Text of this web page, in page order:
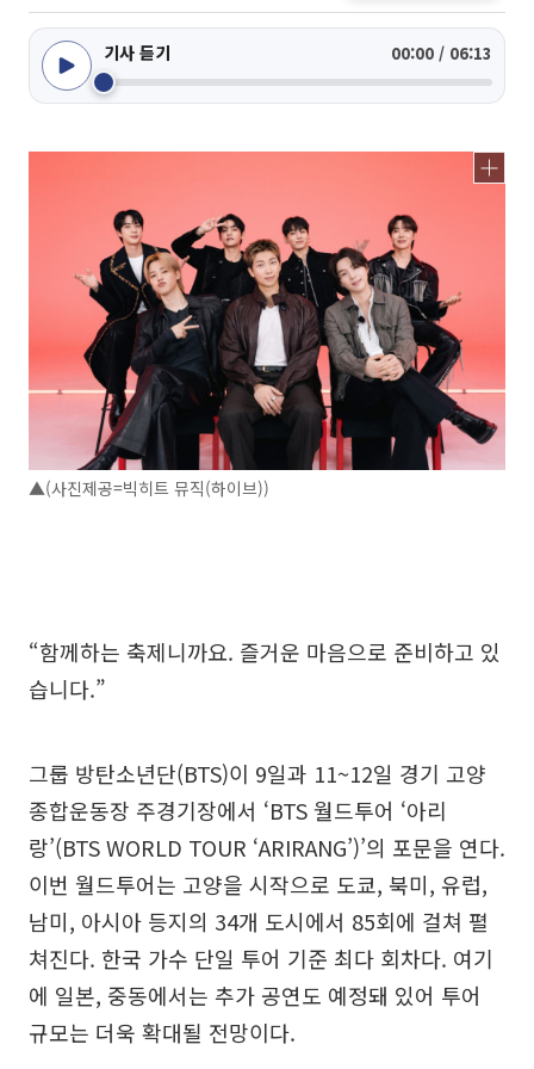
기사 듣기 00:00 / 06:13
▲(사진제공=빅히트 뮤직(하이브))
“함께하는 축제니까요. 즐거운 마음으로 준비하고 있
습니다.”
그룹 방탄소년단(BTS)이 9일과 11~12일 경기 고양
종합운동장 주경기장에서 ‘BTS 월드투어 ‘아리
랑’(BTS WORLD TOUR ‘ARIRANG’)’의 포문을 연다.
이번 월드투어는 고양을 시작으로 도쿄, 북미, 유럽,
남미, 아시아 등지의 34개 도시에서 85회에 걸쳐 펼
쳐진다. 한국 가수 단일 투어 기준 최다 회차다. 여기
에 일본, 중동에서는 추가 공연도 예정돼 있어 투어
규모는 더욱 확대될 전망이다.